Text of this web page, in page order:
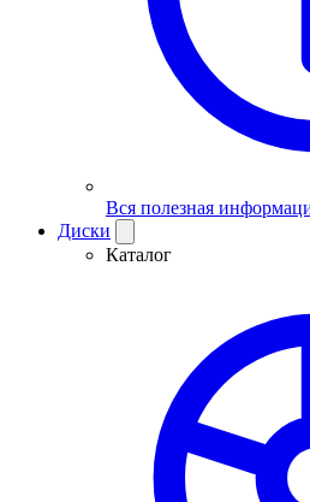
Вся полезная
Диски
Каталог